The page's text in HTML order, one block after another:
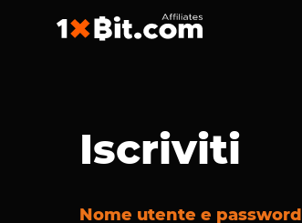
Iscriviti
Nome utente e password